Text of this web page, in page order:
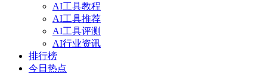
AI工具教程
AI工具推荐
AI工具评测
AI行业资讯
排行榜
今日热点